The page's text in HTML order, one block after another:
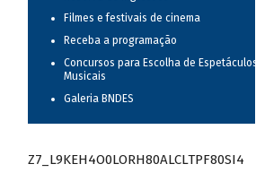
Filmes e festivais de cinema
Receba a programação
Concursos para Escolha de Espetáculos
Musicais
Galeria BNDES
Z7_L9KEH4O0LORH80ALCLTPF80SI4